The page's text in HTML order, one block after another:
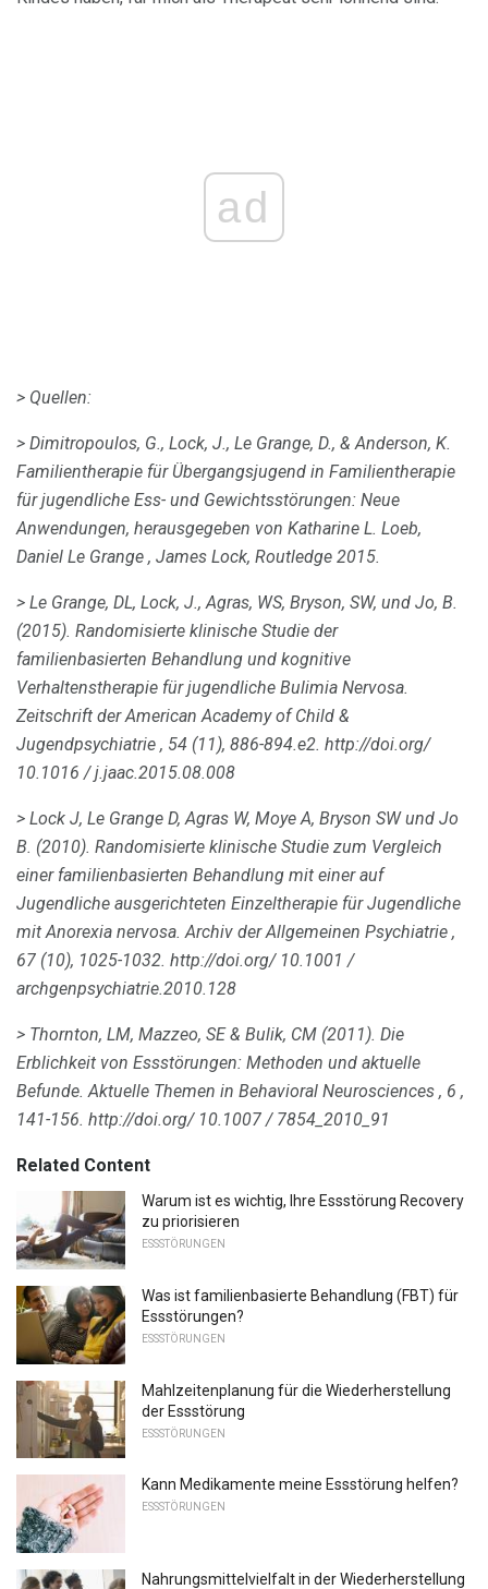
ad
> Quellen:
> Dimitropoulos, G., Lock, J., Le Grange, D., & Anderson, K.
Familientherapie für Übergangsjugend in Familientherapie
für jugendliche Ess- und Gewichtsstörungen: Neue
Anwendungen, herausgegeben von Katharine L. Loeb,
Daniel Le Grange , James Lock, Routledge 2015.
> Le Grange, DL, Lock, J., Agras, WS, Bryson, SW, und Jo, B.
(2015). Randomisierte klinische Studie der
familienbasierten Behandlung und kognitive
Verhaltenstherapie für jugendliche Bulimia Nervosa.
Zeitschrift der American Academy of Child &
Jugendpsychiatrie , 54 (11), 886-894.e2. http://doi.org/
10.1016 / j.jaac.2015.08.008
> Lock J, Le Grange D, Agras W, Moye A, Bryson SW und Jo
B. (2010). Randomisierte klinische Studie zum Vergleich
einer familienbasierten Behandlung mit einer auf
Jugendliche ausgerichteten Einzeltherapie für Jugendliche
mit Anorexia nervosa. Archiv der Allgemeinen Psychiatrie ,
67 (10), 1025-1032. http://doi.org/ 10.1001 /
archgenpsychiatrie.2010.128
> Thornton, LM, Mazzeo, SE & Bulik, CM (2011). Die
Erblichkeit von Essstörungen: Methoden und aktuelle
Befunde. Aktuelle Themen in Behavioral Neurosciences , 6 ,
141-156. http://doi.org/ 10.1007 / 7854_2010_91
Related Content
Warum ist es wichtig, Ihre Essstörung Recovery
zu priorisieren
ESSSTÖRUNGEN
Was ist familienbasierte Behandlung (FBT) für
Essstörungen?
ESSSTÖRUNGEN
Mahlzeitenplanung für die Wiederherstellung
der Essstörung
ESSSTÖRUNGEN
Kann Medikamente meine Essstörung helfen?
ESSSTÖRUNGEN
Nahrungsmittelvielfalt in der Wiederherstellung